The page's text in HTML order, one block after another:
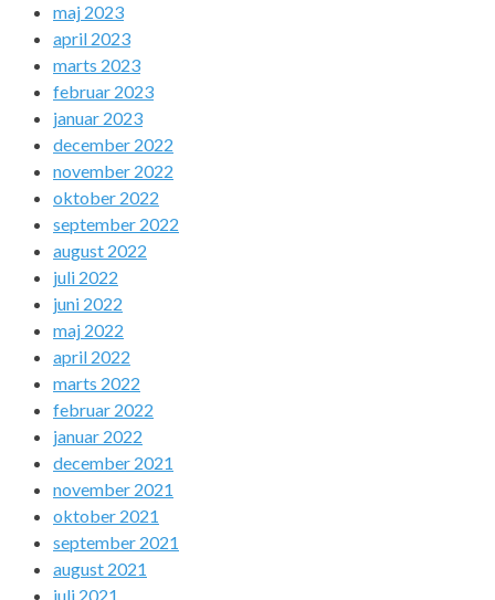
maj 2023
april 2023
marts 2023
februar 2023
januar 2023
december 2022
november 2022
oktober 2022
september 2022
august 2022
juli 2022
juni 2022
maj 2022
april 2022
marts 2022
februar 2022
januar 2022
december 2021
november 2021
oktober 2021
september 2021
august 2021
juli 2021